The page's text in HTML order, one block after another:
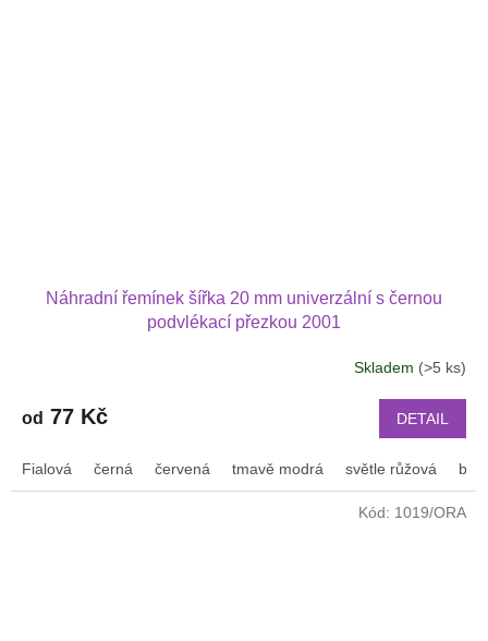
Náhradní řemínek šířka 20 mm univerzální s černou
podvlékací přezkou 2001
Skladem (>5 ks)
od 77 Kč DETAIL
Fialová černá červená tmavě modrá světle růžová bílá
Kód: 1019/ORA